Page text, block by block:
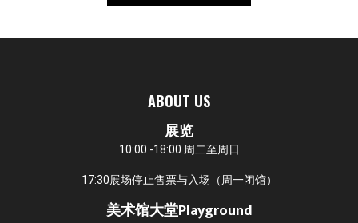
ABOUT US
展览
10:00 -18:00 周二至周日
17:30展场停止售票与入场（周一闭馆）
美术馆大堂Playground